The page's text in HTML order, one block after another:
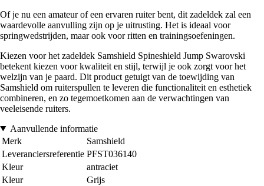
Of je nu een amateur of een ervaren ruiter bent, dit zadeldek zal een
waardevolle aanvulling zijn op je uitrusting. Het is ideaal voor
springwedstrijden, maar ook voor ritten en trainingsoefeningen.
Kiezen voor het zadeldek Samshield Spineshield Jump Swarovski
betekent kiezen voor kwaliteit en stijl, terwijl je ook zorgt voor het
welzijn van je paard. Dit product getuigt van de toewijding van
Samshield om ruiterspullen te leveren die functionaliteit en esthetiek
combineren, en zo tegemoetkomen aan de verwachtingen van
veeleisende ruiters.
Aanvullende informatie
Merk
Samshield
Leveranciersreferentie PFST036140
Kleur
antraciet
Kleur
Grijs